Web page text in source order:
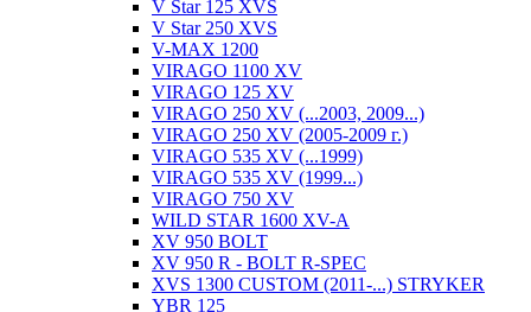
V Star 125 XVS
V Star 250 XVS
V-MAX 1200
VIRAGO 1100 XV
VIRAGO 125 XV
VIRAGO 250 XV (...2003, 2009...)
VIRAGO 250 XV (2005-2009 г.)
VIRAGO 535 XV (...1999)
VIRAGO 535 XV (1999...)
VIRAGO 750 XV
WILD STAR 1600 XV-A
XV 950 BOLT
XV 950 R - BOLT R-SPEC
XVS 1300 CUSTOM (2011-...) STRYKER
YBR 125